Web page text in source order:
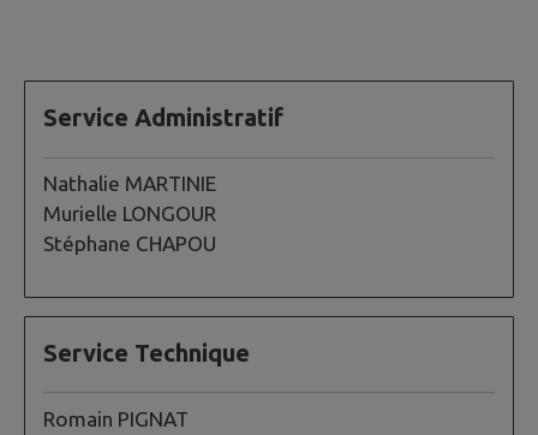
Service Administratif
Nathalie MARTINIE
Murielle LONGOUR
Stéphane CHAPOU
Service Technique
Romain PIGNAT